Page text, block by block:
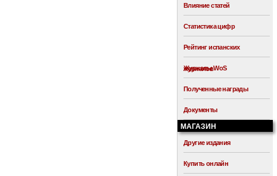
Влияние статей
Статистика цифр
Рейтинг испанских
журналов
Журналы WoS
Полученные награды
Документы
МАГАЗИН
Другие издания
Купить онлайн